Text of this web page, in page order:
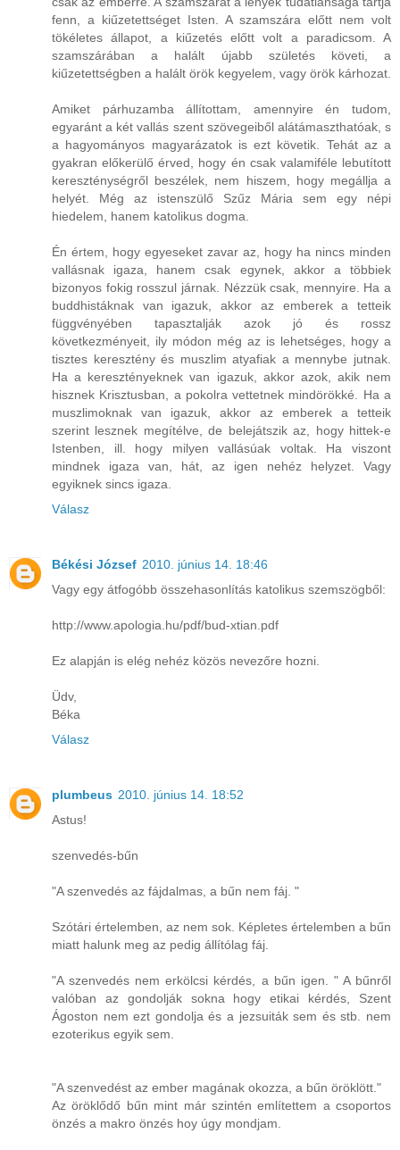
fenn, a kiűzetettséget Isten. A szamszára előtt nem volt
tökéletes állapot, a kiűzetés előtt volt a paradicsom. A
szamszárában a halált újabb születés követi, a
kiűzetettségben a halált örök kegyelem, vagy örök kárhozat.
Amiket párhuzamba állítottam, amennyire én tudom,
egyaránt a két vallás szent szövegeiből alátámaszthatóak, s
a hagyományos magyarázatok is ezt követik. Tehát az a
gyakran előkerülő érved, hogy én csak valamiféle lebutított
kereszténységről beszélek, nem hiszem, hogy megállja a
helyét. Még az istenszülő Szűz Mária sem egy népi
hiedelem, hanem katolikus dogma.
Én értem, hogy egyeseket zavar az, hogy ha nincs minden
vallásnak igaza, hanem csak egynek, akkor a többiek
bizonyos fokig rosszul járnak. Nézzük csak, mennyire. Ha a
buddhistáknak van igazuk, akkor az emberek a tetteik
függvényében tapasztalják azok jó és rossz
következményeit, ily módon még az is lehetséges, hogy a
tisztes keresztény és muszlim atyafiak a mennybe jutnak.
Ha a keresztényeknek van igazuk, akkor azok, akik nem
hisznek Krisztusban, a pokolra vettetnek mindörökké. Ha a
muszlimoknak van igazuk, akkor az emberek a tetteik
szerint lesznek megítélve, de belejátszik az, hogy hittek-e
Istenben, ill. hogy milyen vallásúak voltak. Ha viszont
mindnek igaza van, hát, az igen nehéz helyzet. Vagy
egyiknek sincs igaza.
Válasz
Békési József 2010. június 14. 18:46
Vagy egy átfogóbb összehasonlítás katolikus szemszögből:
http://www.apologia.hu/pdf/bud-xtian.pdf
Ez alapján is elég nehéz közös nevezőre hozni.
Üdv,
Béka
Válasz
plumbeus 2010. június 14. 18:52
Astus!
szenvedés-bűn
"A szenvedés az fájdalmas, a bűn nem fáj. "
Szótári értelemben, az nem sok. Képletes értelemben a bűn
miatt halunk meg az pedig állítólag fáj.
"A szenvedés nem erkölcsi kérdés, a bűn igen. " A bűnről
valóban az gondolják sokna hogy etikai kérdés, Szent
Ágoston nem ezt gondolja és a jezsuiták sem és stb. nem
ezoterikus egyik sem.
"A szenvedést az ember magának okozza, a bűn öröklött."
Az öröklődő bűn mint már szintén említettem a csoportos
önzés a makro önzés hoy úgy mondjam.